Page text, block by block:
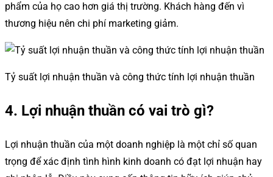
phẩm của họ cao hơn giá thị trường. Khách hàng đến vì
thương hiệu nên chi phí marketing giảm.
Tỷ suất lợi nhuận thuần và công thức tính lợi nhuận thuần
4. Lợi nhuận thuần có vai trò gì?
Lợi nhuận thuần của một doanh nghiệp là một chỉ số quan
trọng để xác định tình hình kinh doanh có đạt lợi nhuận hay